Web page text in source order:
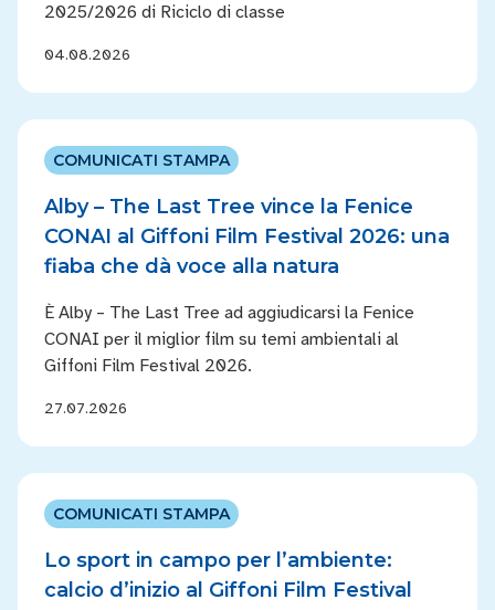
2025/2026 di Riciclo di classe
04.08.2026
COMUNICATI STAMPA
Alby – The Last Tree vince la Fenice
CONAI al Giffoni Film Festival 2026: una
fiaba che dà voce alla natura
È Alby – The Last Tree ad aggiudicarsi la Fenice
CONAI per il miglior film su temi ambientali al
Giffoni Film Festival 2026.
27.07.2026
COMUNICATI STAMPA
Lo sport in campo per l’ambiente:
calcio d’inizio al Giffoni Film Festival